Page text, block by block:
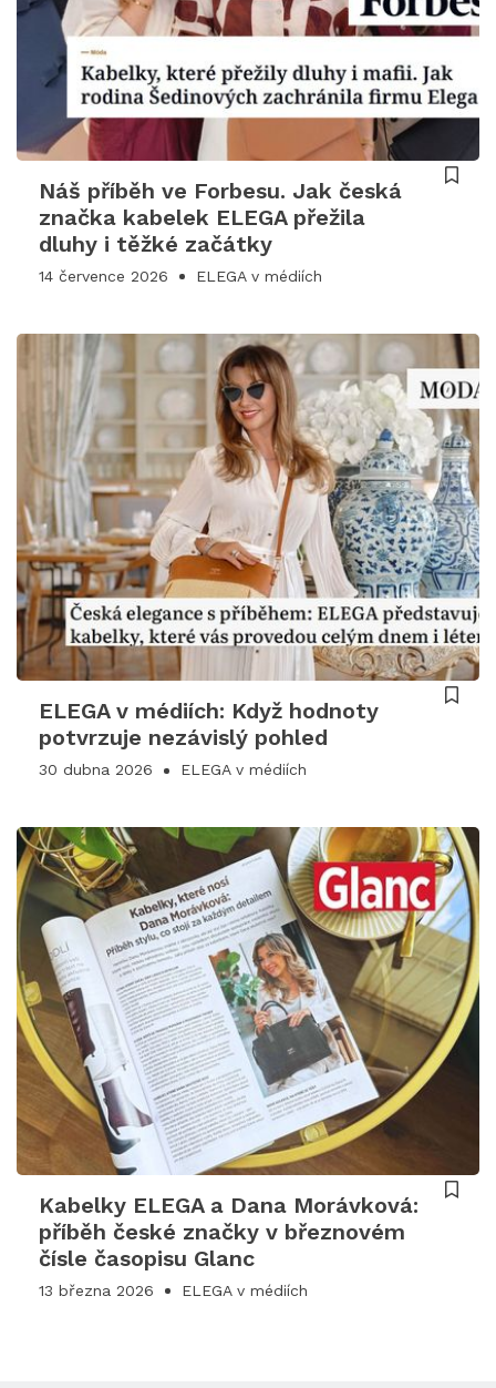
Náš příběh ve Forbesu. Jak česká
značka kabelek ELEGA přežila
dluhy i těžké začátky
14 července 2026 ELEGA v médiích
ELEGA v médiích: Když hodnoty
potvrzuje nezávislý pohled
30 dubna 2026 ELEGA v médiích
Kabelky ELEGA a Dana Morávková:
příběh české značky v březnovém
čísle časopisu Glanc
13 března 2026 ELEGA v médiích